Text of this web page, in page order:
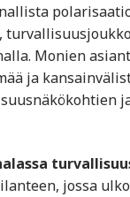
Monien
ja
jossa